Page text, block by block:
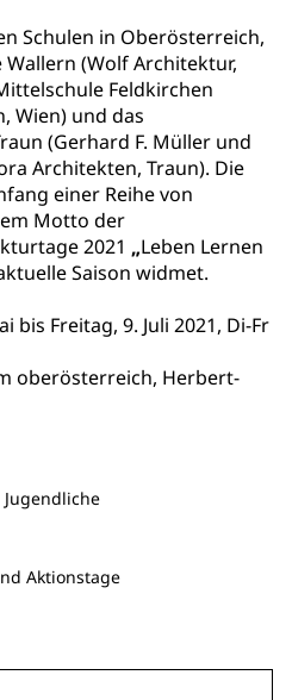
Schulen in Oberösterreich,
(Wolf Architektur,
Feldkirchen
Wien) und das
(Gerhard F. Müller und
Architekten, Traun). Die
einer Reihe von
Motto der
2021 „Leben Lernen
Saison widmet.
bis Freitag, 9. Juli 2021, Di-Fr
oberösterreich, Herbert-
Aktionstage